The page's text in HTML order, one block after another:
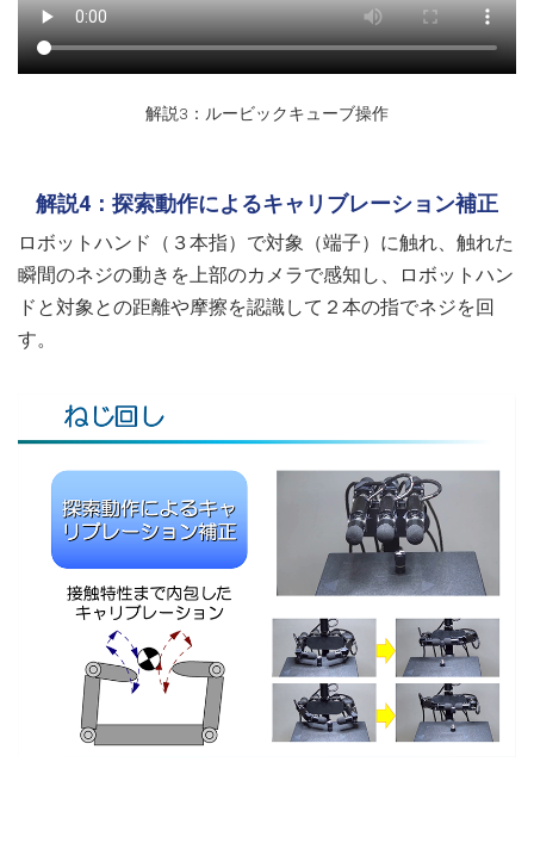
解説3：ルービックキューブ操作
解説4：探索動作によるキャリブレーション補正
ロボットハンド（３本指）で対象（端子）に触れ、触れた
瞬間のネジの動きを上部のカメラで感知し、ロボットハン
ドと対象との距離や摩擦を認識して２本の指でネジを回
す。